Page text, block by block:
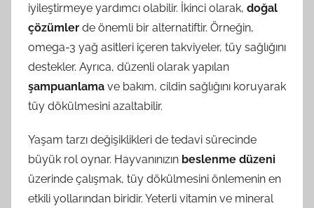
iyileştirmeye yardımcı olabilir. İkinci olarak, doğal
çözümler de önemli bir alternatiftir. Örneğin,
omega-3 yağ asitleri içeren takviyeler, tüy sağlığını
destekler. Ayrıca, düzenli olarak yapılan
şampuanlama ve bakım, cildin sağlığını koruyarak
tüy dökülmesini azaltabilir.
Yaşam tarzı değişiklikleri de tedavi sürecinde
büyük rol oynar. Hayvanınızın beslenme düzeni
üzerinde çalışmak, tüy dökülmesini önlemenin en
etkili yollarından biridir. Yeterli vitamin ve mineral